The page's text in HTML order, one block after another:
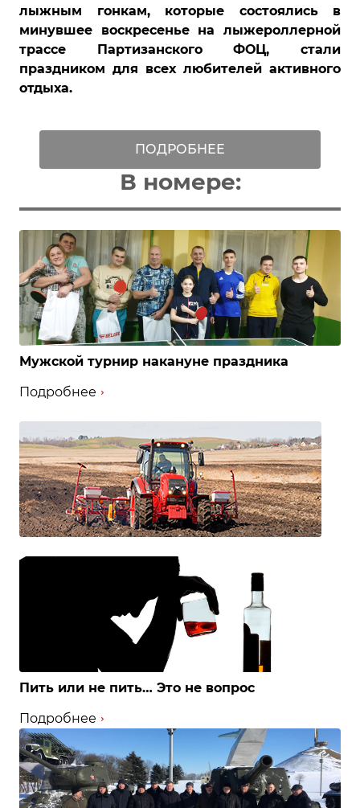
лыжным гонкам, которые состоялись в
минувшее воскресенье на лыжероллерной
трассе Партизанского ФОЦ, стали
праздником для всех любителей активного
отдыха.
ПОДРОБНЕЕ
В номере:
Мужской турнир накануне праздника
Подробнее
Пить или не пить… Это не вопрос
Подробнее